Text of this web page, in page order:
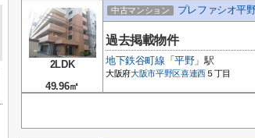
2LDK
49.96㎡
中古マンション プレファシオ平
過去掲載物件
地下鉄谷町線 「平野」駅
大阪府大阪市平野区喜連西５丁目